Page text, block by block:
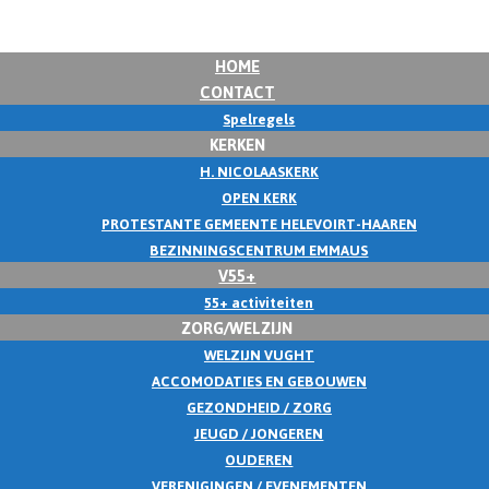
HOME
CONTACT
Spelregels
KERKEN
H. NICOLAASKERK
OPEN KERK
PROTESTANTE GEMEENTE HELEVOIRT-HAAREN
BEZINNINGSCENTRUM EMMAUS
V55+
55+ activiteiten
ZORG/WELZIJN
WELZIJN VUGHT
ACCOMODATIES EN GEBOUWEN
GEZONDHEID / ZORG
JEUGD / JONGEREN
OUDEREN